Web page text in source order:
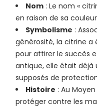
Nom : Le nom «
en raison de sa
Symbolisme :
générosité, la citrine a
pour attirer le succès
antique, elle était déjà
supposés de
Histoire : Au
protéger contre les